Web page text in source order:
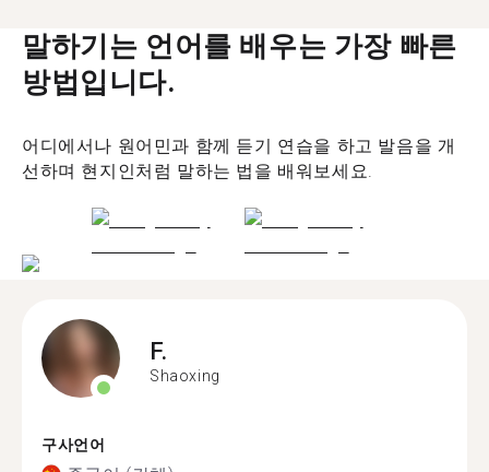
말하기는 언어를 배우는 가장 빠른
방법입니다.
어디에서나 원어민과 함께 듣기 연습을 하고 발음을 개
선하며 현지인처럼 말하는 법을 배워보세요.
F.
Shaoxing
구사언어